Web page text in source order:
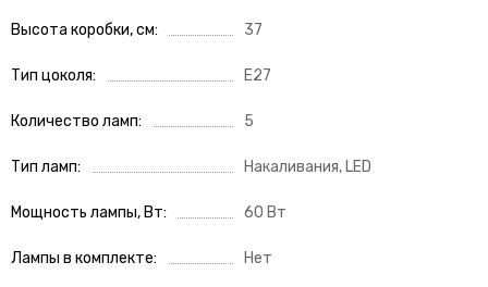
Высота коробки, см 37
Тип цоколя E27
Количество ламп 5
Тип ламп Накаливания, LED
Мощность лампы, Вт 60 Вт
Лампы в комплекте Нет